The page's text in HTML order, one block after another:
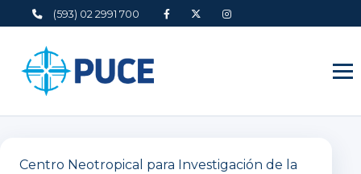
(593) 02 2991 700
Centro Neotropical para Investigación de la